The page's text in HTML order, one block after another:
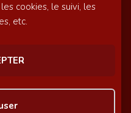
cookies, le suivi, les
etc.
réalisé par